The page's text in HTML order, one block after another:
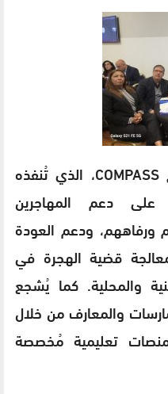
علاوة على ذلك، يُركز برنامج COMPASS، الذي تُنفذه
على دعم المهاجرين
ورفاههم، ودعم العودة
قضية الهجرة في
والمحلية. كما يُشجع
والمعارف من خلال
تعليمية مُخصصة